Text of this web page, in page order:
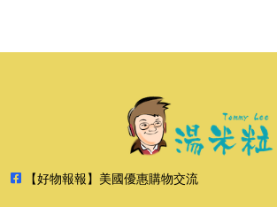
【好物報報】美國優惠購物交流